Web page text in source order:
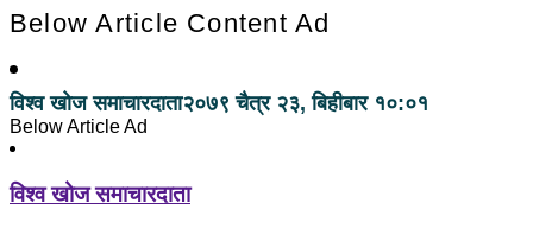
Below Article Content Ad
विश्व खोज समाचारदाता२०७९ चैत्र २३, बिहीबार १०:०१
Below Article Ad
विश्व खोज समाचारदाता